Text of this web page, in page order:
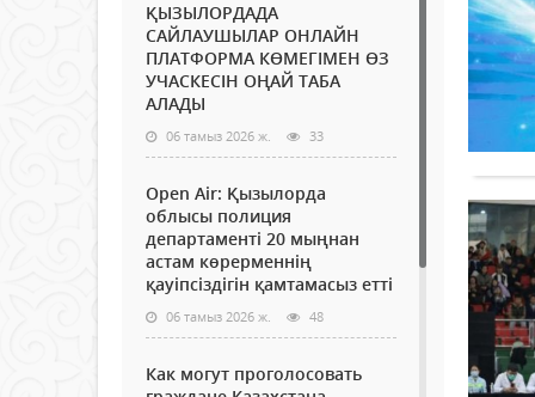
ҚЫЗЫЛОРДАДА
САЙЛАУШЫЛАР ОНЛАЙН
ПЛАТФОРМА КӨМЕГІМЕН ӨЗ
УЧАСКЕСІН ОҢАЙ ТАБА
АЛАДЫ
06 тамыз 2026 ж. 33
Open Air: Қызылорда
облысы полиция
департаменті 20 мыңнан
астам көрерменнің
қауіпсіздігін қамтамасыз етті
06 тамыз 2026 ж. 48
Как могут проголосовать